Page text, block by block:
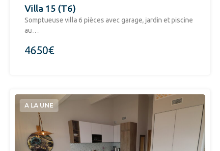
Villa 15 (T6)
Somptueuse villa 6 pièces avec garage, jardin et piscine
au…
4650€
A LA UNE